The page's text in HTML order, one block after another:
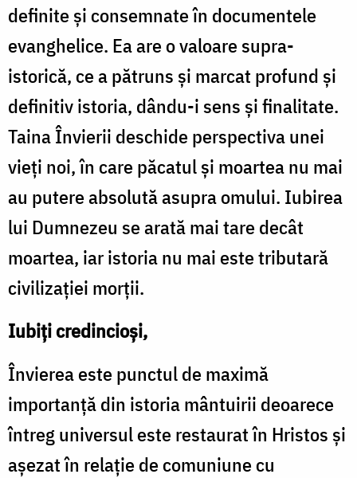
definite și consemnate în documentele
evanghelice. Ea are o valoare supra-
istorică, ce a pătruns și marcat profund și
definitiv istoria, dându-i sens și finalitate.
Taina Învierii deschide perspectiva unei
vieți noi, în care păcatul și moartea nu mai
au putere absolută asupra omului. Iubirea
lui Dumnezeu se arată mai tare decât
moartea, iar istoria nu mai este tributară
civilizației morții.
Iubiți credincioși,
Învierea este punctul de maximă
importanță din istoria mântuirii deoarece
întreg universul este restaurat în Hristos și
așezat în relație de comuniune cu